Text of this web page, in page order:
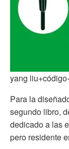
yang
Para la
segundo libro,
dedicado a las
pero residente